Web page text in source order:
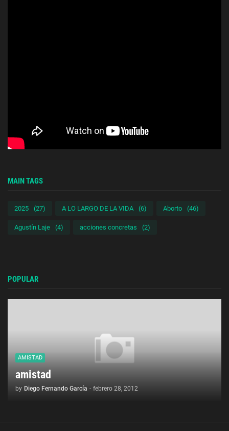
MAIN TAGS
2025 (27) A LO LARGO DE LA VIDA (6) Aborto (46)
Agustín Laje (4) acciones concretas (2)
POPULAR
AMISTAD
amistad
by Diego Fernando García - febrero 28, 2012